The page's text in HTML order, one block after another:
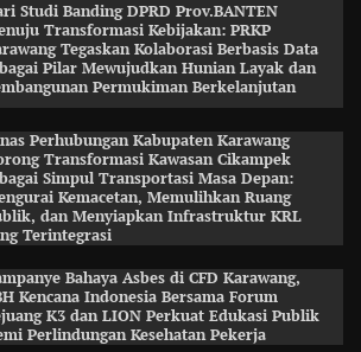
Studi Banding DPRD Prov.BANTEN
Transformasi Kebijakan: PRKP
Tegaskan Kolaborasi Berbasis Data
Pilar Mewujudkan Hunian Layak dan
Permukiman Berkelanjutan
Perhubungan Kabupaten Karawang
Transformasi Kawasan Cikampek
Simpul Transportasi Masa Depan:
Kemacetan, Memulihkan Ruang
dan Menyiapkan Infrastruktur KRL
Terintegrasi
Bahaya Asbes di CFD Karawang,
Kencana Indonesia Bersama Forum
K3 dan LION Perkuat Edukasi Publik
Perlindungan Kesehatan Pekerja